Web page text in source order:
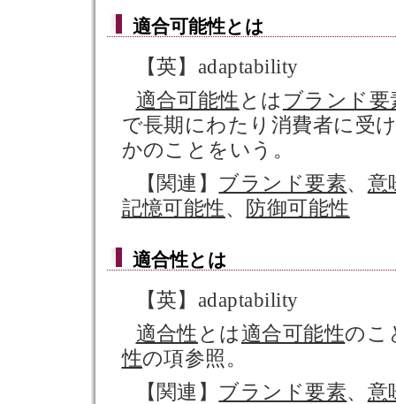
適合可能性とは
【英】adaptability
適合可能性 とは ブランド要
で長期にわたり消費者に受
かのことをいう。
【関連】 ブランド要素、 意
記憶可能性、 防御可能性
適合性とは
【英】adaptability
適合性 とは適合可能性のこ
性の項参照。
【関連】 ブランド要素、 意